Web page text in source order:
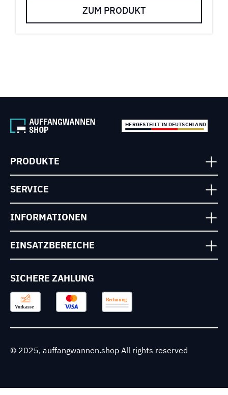
ZUM PRODUKT
HERGESTELLT IN DEUTSCHLAND
PRODUKTE
SERVICE
INFORMATIONEN
EINSATZBEREICHE
SICHERE ZAHLUNG
© 2025, auffangwannen.shop All rights reserved